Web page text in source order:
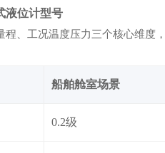
液位计型号
、工况温度压力三个核心维度
船舶舱室场景
0.2级